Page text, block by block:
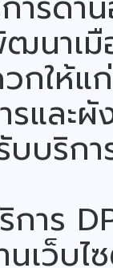
นาเ
กให้แ
รและ
บริกา
การ
านเว็